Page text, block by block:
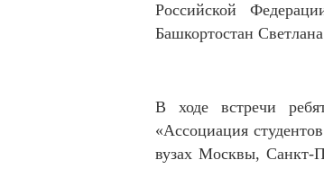
Российской
Башкортостан
‎В ходе встречи
«Ассоциация
вузах Москвы, Санкт-